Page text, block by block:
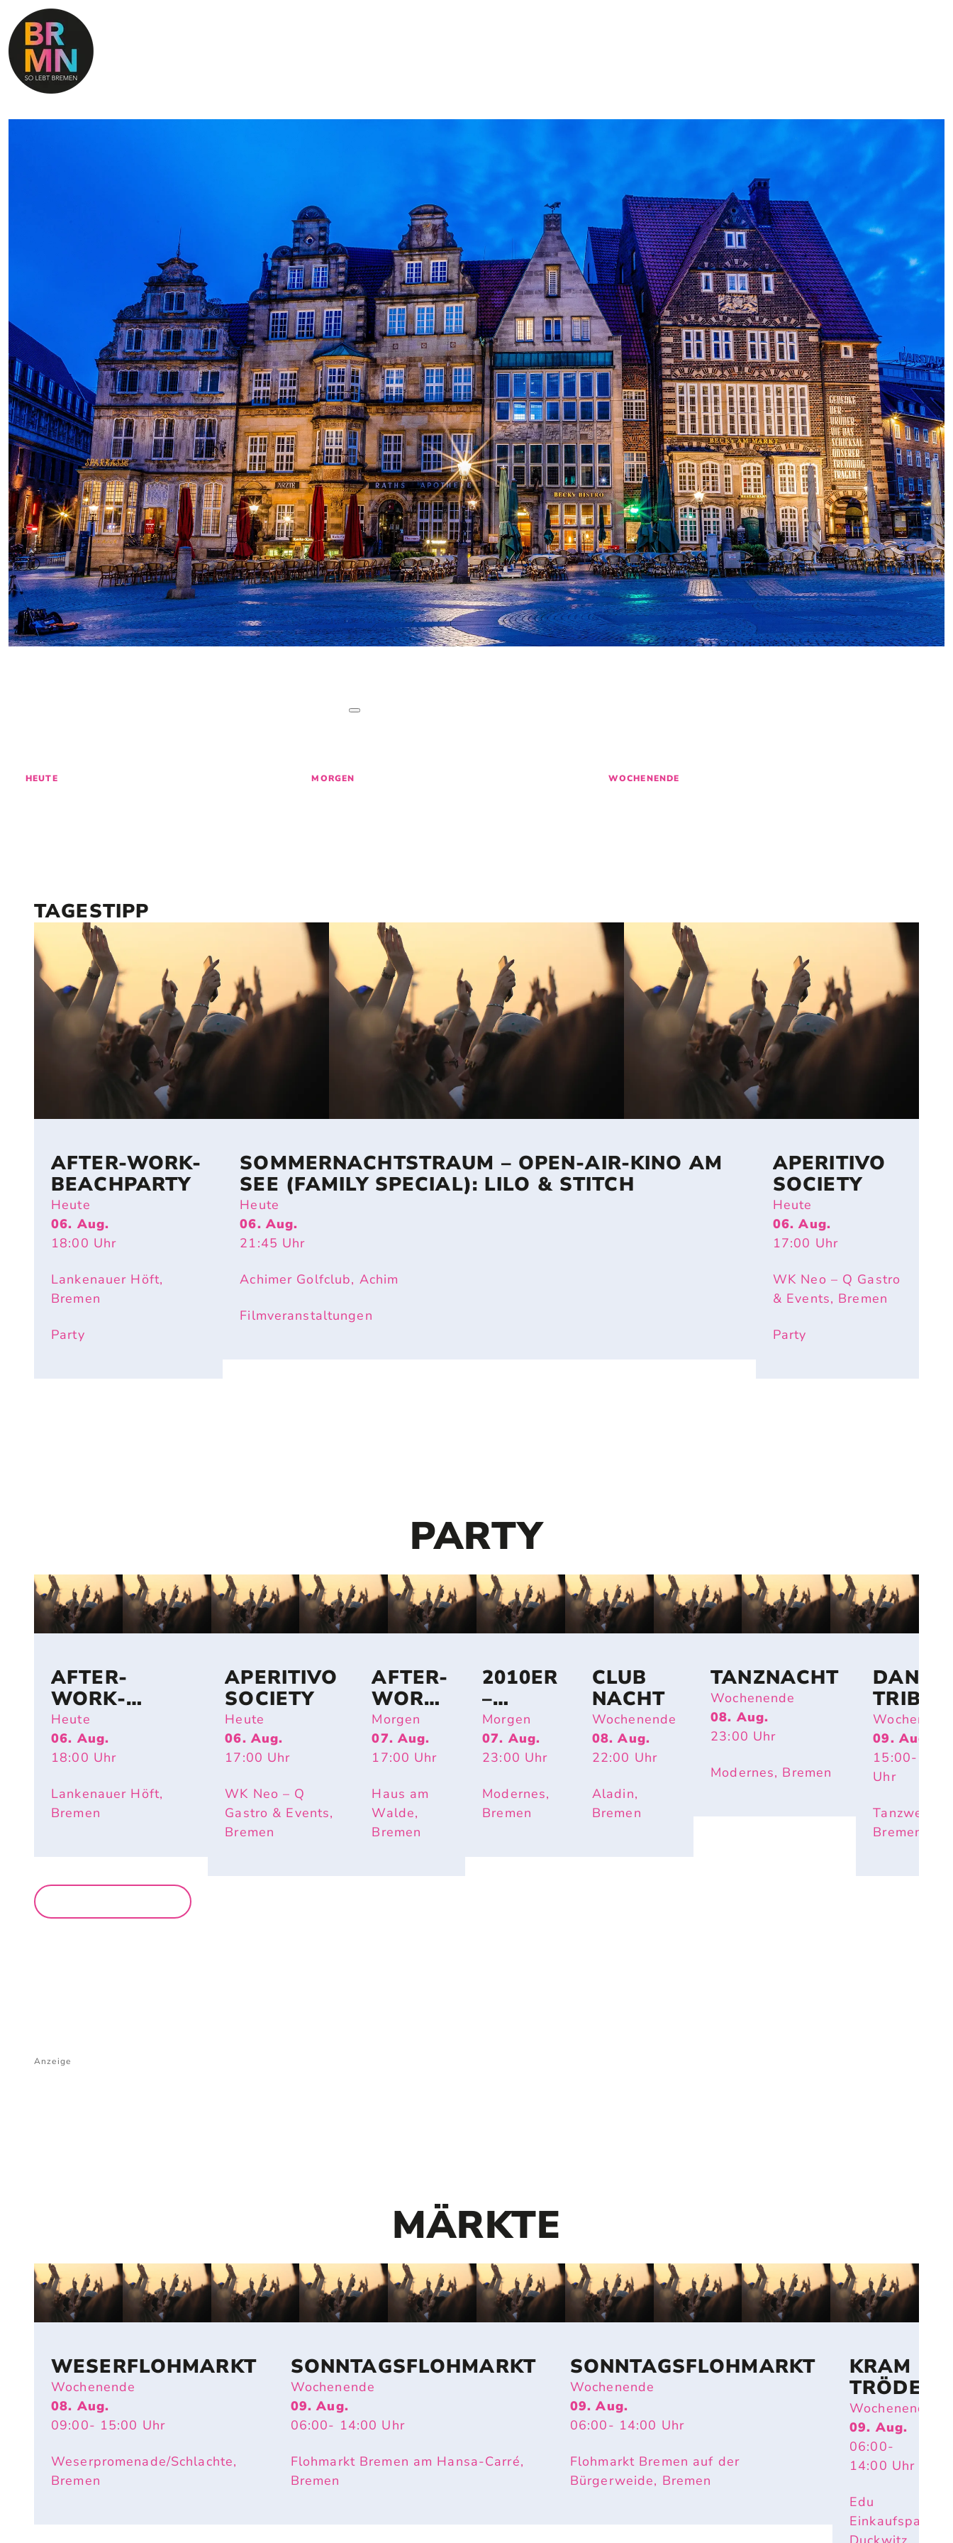
HEUTE MORGEN WOCHENENDE
TAGESTIPP
AFTER-WORK-
BEACHPARTY
Heute
06. Aug.
18:00 Uhr
Lankenauer Höft,
Bremen
Party
SOMMERNACHTSTRAUM – OPEN-AIR-KINO AM
SEE (FAMILY SPECIAL): LILO & STITCH
Heute
06. Aug.
21:45 Uhr
Achimer Golfclub, Achim
Filmveranstaltungen
APERITIVO
SOCIETY
Heute
06. Aug.
17:00 Uhr
WK Neo – Q Gastro
& Events, Bremen
Party
PARTY
AFTER-
WORK-
BEACHPARTY
Heute
06. Aug.
18:00 Uhr
Lankenauer Höft,
Bremen
APERITIVO
SOCIETY
Heute
06. Aug.
17:00 Uhr
WK Neo – Q
Gastro & Events,
Bremen
AFTER-
WORK-
PARTY
OPEN
AIR
Morgen
07. Aug.
17:00 Uhr
Haus am
Walde,
Bremen
2010ER
–
SHAKE
IT OFF
Morgen
07. Aug.
23:00 Uhr
Modernes,
Bremen
CLUB
NACHT
Wochenende
08. Aug.
22:00 Uhr
Aladin,
Bremen
TANZNACHT
Wochenende
08. Aug.
23:00 Uhr
Modernes, Bremen
DANCE
TRIBE
09. Aug.
15:00-
Uhr
Tanzwerk,
Bremen
Anzeige
MÄRKTE
WESERFLOHMARKT
Wochenende
08. Aug.
09:00- 15:00 Uhr
Weserpromenade/Schlachte,
Bremen
SONNTAGSFLOHMARKT
Wochenende
09. Aug.
06:00- 14:00 Uhr
Flohmarkt Bremen am Hansa-Carré,
Bremen
SONNTAGSFLOHMARKT
Wochenende
09. Aug.
06:00- 14:00 Uhr
Flohmarkt Bremen auf der
Bürgerweide, Bremen
KRAM &
TRÖDEL
Wochenende
09. Aug.
06:00-
14:00 Uhr
Edu
Einkaufspark